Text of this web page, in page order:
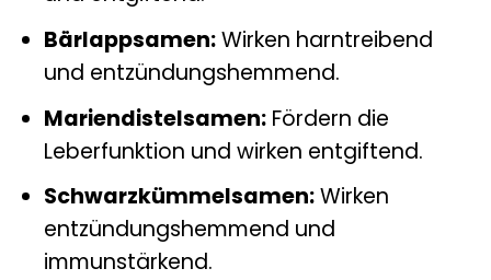
Bärlappsamen:Wirken harntreibend
und entzündungshemmend.
Mariendistelsamen:Fördern die
Leberfunktion und wirken entgiftend.
Schwarzkümmelsamen:Wirken
entzündungshemmend und
immunstärkend.